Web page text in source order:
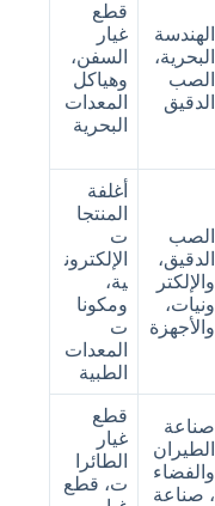
الهندسة
البحرية،
الصب
الدقيق
قطع
غيار
السفن،
وهياكل
المعدات
البحرية
الصب
الدقيق،
والإلكتر
ونيات،
والأجهزة
أغلفة
المنتجا
ت
الإلكترون
ية،
ومكونا
ت
المعدات
الطبية
صناعة
الطيران
والفضاء
، صناعة
قطع
غيار
الطائرا
ت، قطع